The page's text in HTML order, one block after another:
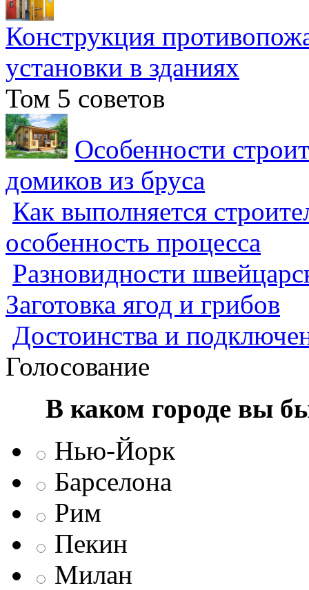
Конструкция
установки в зданиях
Том 5 советов
Особенности
домиков из бруса
Как выполняется
особенность процесса
Разновидности
Заготовка ягод и грибов
Достоинства и
Голосование
В каком городе вы
Нью-Йорк
Барселона
Рим
Пекин
Милан